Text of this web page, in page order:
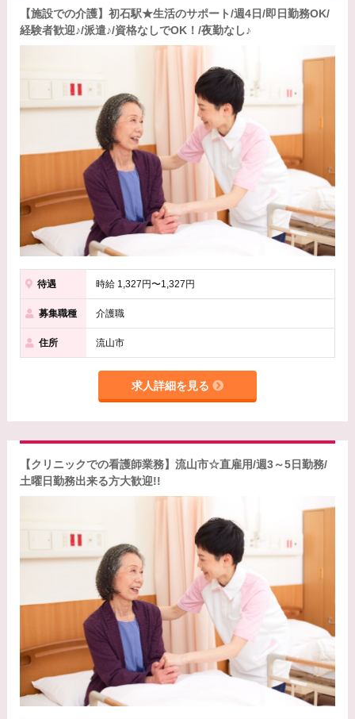
【施設での介護】初石駅★生活のサポート/週4日/即日勤務OK/
経験者歓迎♪/派遣♪/資格なしでOK！/夜勤なし♪
待遇 時給 1,327円〜1,327円
募集職種 介護職
住所 流山市
求人詳細を見る
【クリニックでの看護師業務】流山市☆直雇用/週3～5日勤務/
土曜日勤務出来る方大歓迎!!